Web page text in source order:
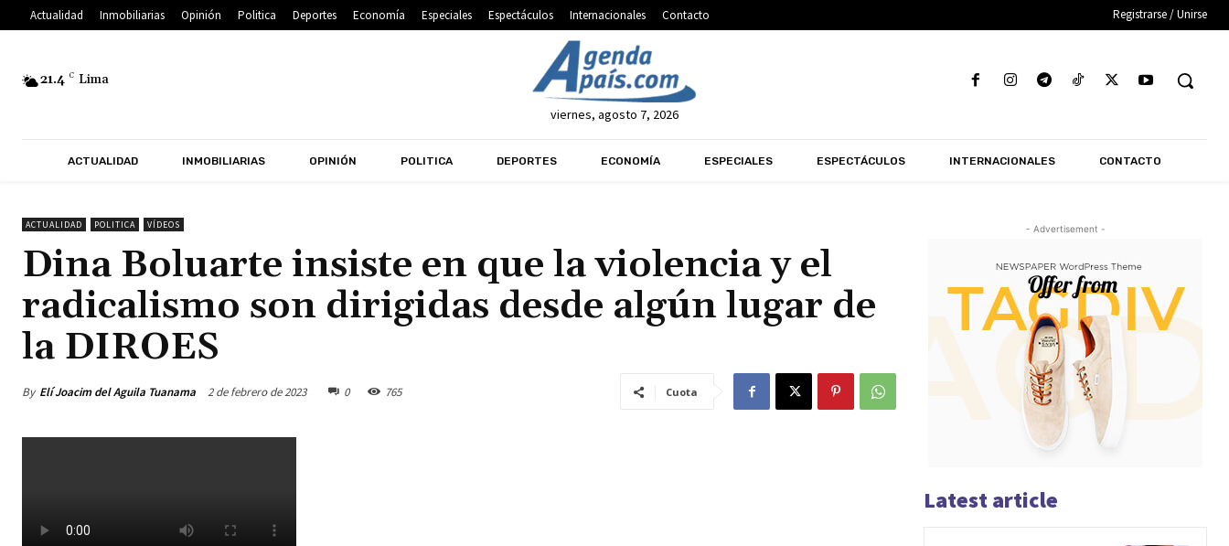
Actualidad Inmobiliarias Opinión Politica Deportes Economía Especiales Espectáculos Internacionales Contacto Registrarse / Unirse
21.4 C Lima
viernes, agosto 7, 2026
ACTUALIDAD INMOBILIARIAS OPINIÓN POLITICA DEPORTES ECONOMÍA ESPECIALES ESPECTÁCULOS INTERNACIONALES CONTACTO
ACTUALIDAD POLITICA VÍDEOS
Dina Boluarte insiste en que la violencia y el
radicalismo son dirigidas desde algún lugar de
la DIROES
By Elí Joacim del Aguila Tuanama 2 de febrero de 2023 0 765 Cuota
- Advertisement -
Latest article